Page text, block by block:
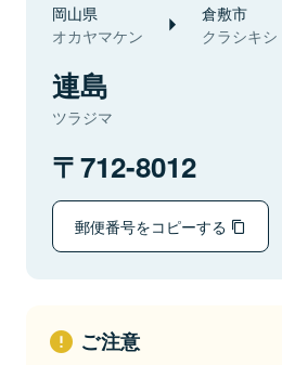
岡山県
オカヤマケン
倉敷市
クラシキシ
連島
ツラジマ
712-8012
郵便番号をコピーする
ご注意